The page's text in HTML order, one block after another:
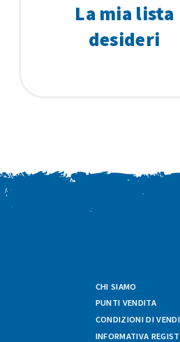
La mia lista
desideri
CHI SIAMO
PUNTI VENDITA
CONDIZIONI DI
INFORMATIVA